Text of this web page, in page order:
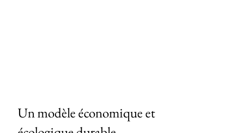
Un modèle économique et